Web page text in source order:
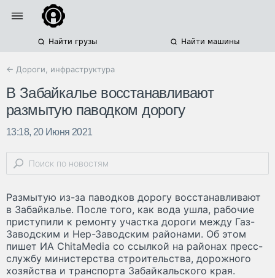
Найти грузы Найти машины
← Дороги, инфраструктура
В Забайкалье восстанавливают
размытую паводком дорогу
13:18, 20 Июня 2021
Размытую из-за паводков дорогу восстанавливают
в Забайкалье. После того, как вода ушла, рабочие
приступили к ремонту участка дороги между Газ-
Заводским и Нер-Заводским районами. Об этом
пишет ИА ChitaMedia со ссылкой на районах пресс-
службу министерства строительства, дорожного
хозяйства и транспорта Забайкальского края.